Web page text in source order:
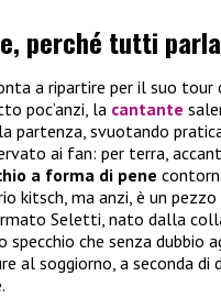
perché tutti
a ripartire per il suo tour
poc’anzi, la cantante
partenza, svuotando
ai fan: per terra,
a forma di pene
kitsch, ma anzi, è un
Seletti, nato dalla
specchio che senza
al soggiorno, a seconda